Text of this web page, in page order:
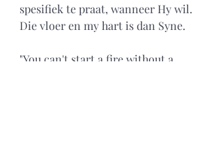
spesifiek te praat, wanneer Hy wil.
Die vloer en my hart is dan Syne.
"You can't start a fire without a